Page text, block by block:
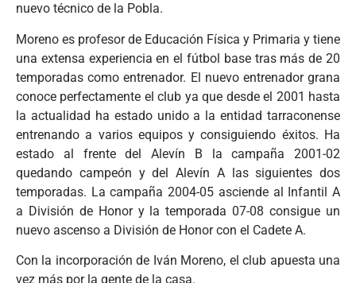
nuevo técnico de la Pobla.
Moreno es profesor de Educación Física y Primaria y tiene
una extensa experiencia en el fútbol base tras más de 20
temporadas como entrenador. El nuevo entrenador grana
conoce perfectamente el club ya que desde el 2001 hasta
la actualidad ha estado unido a la entidad tarraconense
entrenando a varios equipos y consiguiendo éxitos. Ha
estado al frente del Alevín B la campaña 2001-02
quedando campeón y del Alevín A las siguientes dos
temporadas. La campaña 2004-05 asciende al Infantil A
a División de Honor y la temporada 07-08 consigue un
nuevo ascenso a División de Honor con el Cadete A.
Con la incorporación de Iván Moreno, el club apuesta una
vez más por la gente de la casa.